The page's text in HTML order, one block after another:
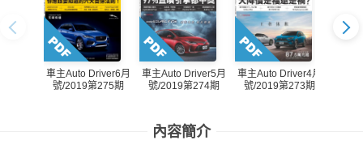
車主Auto Driver6月
號/2019第275期
車主Auto Driver5月
號/2019第274期
車主Auto Driver4月
號/2019第273期
內容簡介